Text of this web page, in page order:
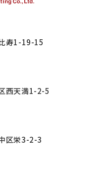
寿1-19-15
西天満1-2-5
区栄3-2-3